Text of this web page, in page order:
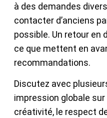
à des demandes
contacter d’anciens
possible. Un retour en
ce que mettent en
recommandations.
Discutez avec
impression globale
créativité, le respect